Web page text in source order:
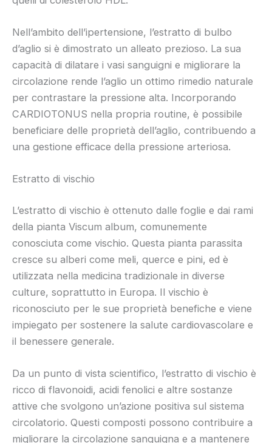
Nell’ambito dell’ipertensione, l’estratto di bulbo
d’aglio si è dimostrato un alleato prezioso. La sua
capacità di dilatare i vasi sanguigni e migliorare la
circolazione rende l’aglio un ottimo rimedio naturale
per contrastare la pressione alta. Incorporando
CARDIOTONUS nella propria routine, è possibile
beneficiare delle proprietà dell’aglio, contribuendo a
una gestione efficace della pressione arteriosa.
Estratto di vischio
L’estratto di vischio è ottenuto dalle foglie e dai rami
della pianta Viscum album, comunemente
conosciuta come vischio. Questa pianta parassita
cresce su alberi come meli, querce e pini, ed è
utilizzata nella medicina tradizionale in diverse
culture, soprattutto in Europa. Il vischio è
riconosciuto per le sue proprietà benefiche e viene
impiegato per sostenere la salute cardiovascolare e
il benessere generale.
Da un punto di vista scientifico, l’estratto di vischio è
ricco di flavonoidi, acidi fenolici e altre sostanze
attive che svolgono un’azione positiva sul sistema
circolatorio. Questi composti possono contribuire a
migliorare la circolazione sanguigna e a mantenere